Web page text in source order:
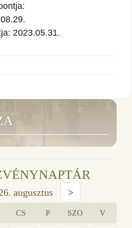
2023.05.31.
augusztus >
CS P SZO V